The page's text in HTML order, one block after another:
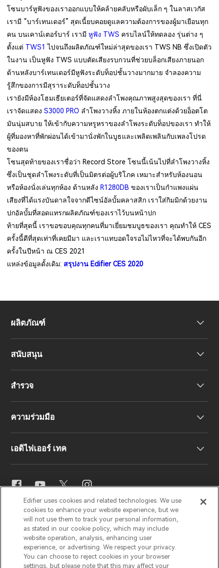
โซนบาร์หูฟังของเราออกแบบให้คล้ายคลับหรือผับเล็ก ๆ ในลาสเวกัส
เรามี “บาร์เทนเดอร์” สุดเนี้ยบคอยดูแลความต้องการของผู้มาเยือนทุก
คน บนเคาน์เตอร์บาร์ เรามีหูฟัง TWS ครบไลน์ให้ทดลอง รุ่นต่าง ๆ
ตั้งแต่ TWS1 ไปจนถึงผลิตภัณฑ์ใหม่ล่าสุดของเรา TWS NB ซึ่งเปิดตัว
ในงาน เป็นหูฟัง TWS แบบตัดเสียงรบกวนที่ช่วยบล็อกเสียงภายนอก
ด้านหลังบาร์เทนเดอร์มีหูฟังระดับท็อปชั้นวางมากมาย จำลองความ
รู้สึกของการมีสุราระดับท็อปชั้นวาง
เรายังมีห้องโฮมเธียเตอร์ที่จัดแสดงลำโพงคุณภาพสูงสุดของเรา ที่นี่
เราจัดแสดงS3000 PRO ลำโพงวางหิ้ง ภายในห้องตกแต่งด้วยอ็อตโต
มันนุ่มสบาย ให้เข้ากับความหรูหราของลำโพงระดับท็อปของเรา ทำให้
ผู้ที่มองหาที่พักผ่อนได้เข้ามานั่งพักในบูธและเพลิดเพลินกับเพลงโปรด
ของตน
โซนสุดท้ายของเราชื่อว่า Record Store โซนนี้เน้นไปที่ลำโพงวางหิ้ง
ซึ่งเป็นชุดลำโพงระดับที่เป็นมิตรต่อผู้บริโภค เหมาะสำหรับห้องนอน
หรือห้องนั่งเล่นทุกห้อง ด้านหลัง R1280DB ของเราเป็นกำแพงแผ่น
เสียงที่ได้แรงบันดาลใจจากดีไซน์อัลบั้มคลาสสิก เราใส่กิมมิกด้วยงาน
ปกอัลบั้มที่สอดแทรกผลิตภัณฑ์ของเราไว้บนหน้าปก
ท้ายที่สุดนี้ เราขอขอบคุณทุกคนที่มาเยี่ยมชมบูธของเรา คุณทำให้ CES
ครั้งนี้ดีที่สุดเท่าที่เคยมีมา และเราแทบอดใจรอไม่ไหวที่จะได้พบกันอีก
ครั้งในปีหน้า ณ CES 2021
แหล่งข้อมูลดั้งเดิม: สรุปงาน Edifier CES 2020
ผลิตภัณฑ์
สนับสนุน
สำรวจ
ความร่วมมือ
สมัครเป็นตัวแทนจำหน่าย
เอดิไฟเออร์ เทค
การตั้งค่าอีคิว
Snapdragon Sound™
การสตรีมเพลง
EDIFIERAIRPULSESTAXHECATE
ประเทศไทย / ไทย
Edifier uses cookies and related technologies. We use
cookies to enhance your website experience, but we
will not use them to track your personal information,
as stated in our cookie policy, which may include
website operation, analysis, enhancing user
experience, or advertising. We respect your privacy.
You can choose to reject cookies in your browser
settings, but please note that this may affect your